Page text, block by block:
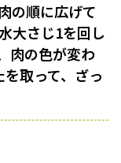
の順に広げて
大さじ1を回し
肉の色が変わ
取って、ざっ